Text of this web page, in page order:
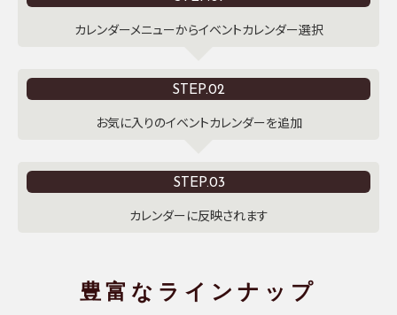
カレンダーメニューからイベントカレンダー選択
STEP.02
お気に入りのイベントカレンダーを追加
STEP.03
カレンダーに反映されます
豊富なラインナップ